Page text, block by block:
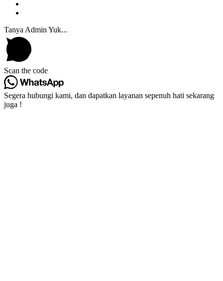
Tanya Admin Yuk...
Scan the code
Segera hubungi kami, dan dapatkan layanan sepenuh hati sekarang
juga !